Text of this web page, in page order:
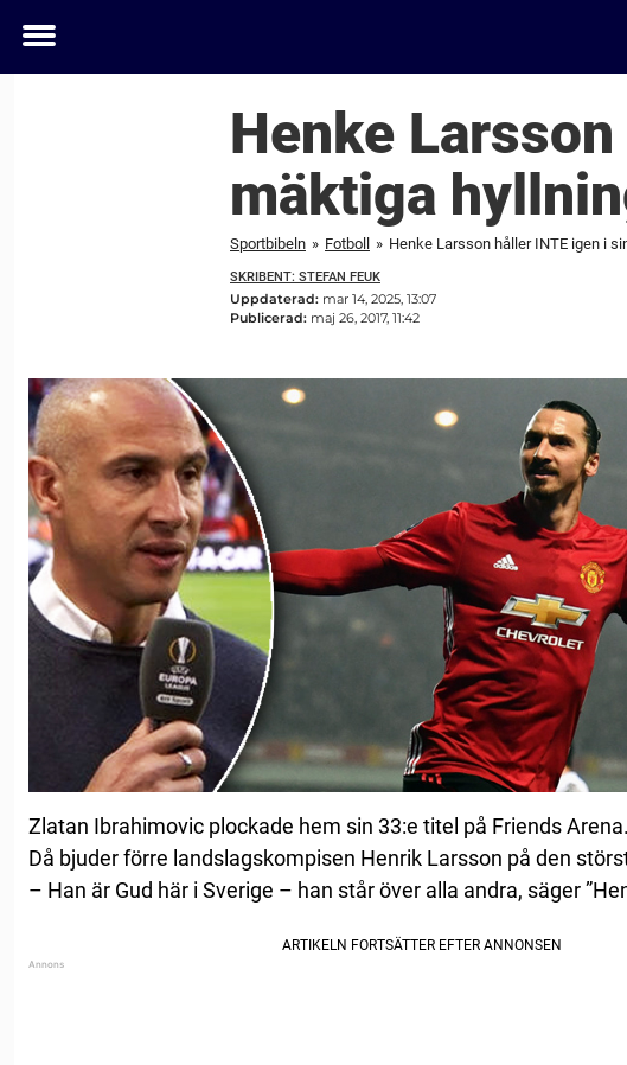
Toggle
Henke
mäktiga
Sportbibeln » Fotboll » Henke Larsson håller INTE igen i
SKRIBENT: STEFAN FEUK
Uppdaterad: mar 14, 2025, 13:07
Publicerad: maj 26, 2017, 11:42
Zlatan Ibrahimovic plockade hem sin 33:e titel på Friends Arena.
Då bjuder förre landslagskompisen Henrik Larsson på den
– Han är Gud här i Sverige – han står över alla andra, säger